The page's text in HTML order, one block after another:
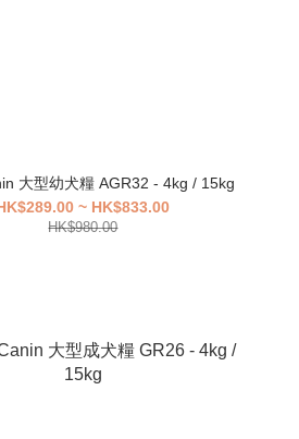
大型幼犬糧 AGR32 - 4kg / 15kg
~ HK$833.00
HK$980.00